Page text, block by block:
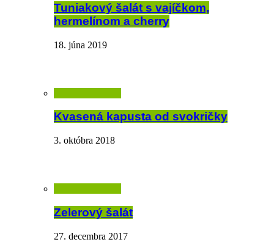
Tuniakový šalát s vajíčkom,
hermelínom a cherry
18. júna 2019
Kvasená kapusta od svokričky
3. októbra 2018
Zelerový šalát
27. decembra 2017